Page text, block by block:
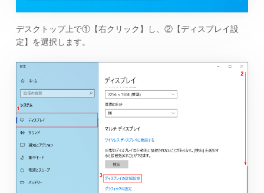
デスクトップ上で①【右クリック】し、②【ディスプレイ設
定】を選択します。